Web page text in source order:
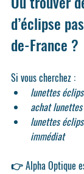
d’éclipse
de-France ?
Si vous cherchez :
lunettes
achat
lunettes
immédiat
👉 Alpha Optique